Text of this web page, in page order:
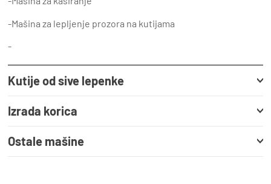
-Mašina za lepljenje prozora na kutijama
-
Kutije od sive lepenke
Izrada korica
Ostale mašine